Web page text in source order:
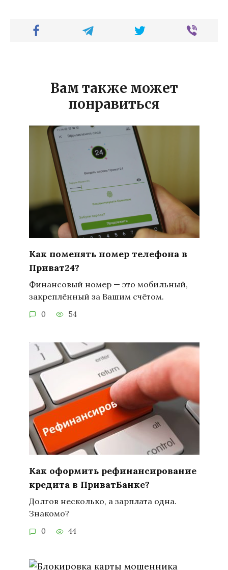
Вам также может
понравиться
Как поменять номер телефона в
Приват24?
Финансовый номер — это мобильный,
закреплённый за Вашим счётом.
0 54
Как оформить рефинансирование
кредита в ПриватБанке?
Долгов несколько, а зарплата одна.
Знакомо?
0 44